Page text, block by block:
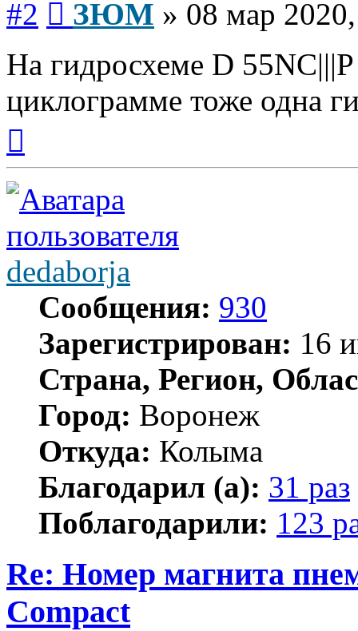
#2 ЗЮМ » 08 мар
На гидросхеме D
циклограмме тоже одна
началу
dedaborja
Сообщения: 930
Зарегистрирован: 16
Страна, Регион,
Город: Воронеж
Откуда: Колыма
Благодарил (а): 31 раз
Поблагодарили: 123
Re: Номер магнита
Compact